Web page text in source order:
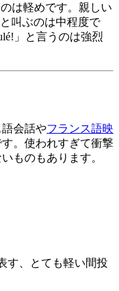
は軽めです。親しい
叫ぶのは中程度で
」と言うのは強烈
会話やフランス語映
。使われすぎて衝撃
ものもあります。
す、とても軽い間投